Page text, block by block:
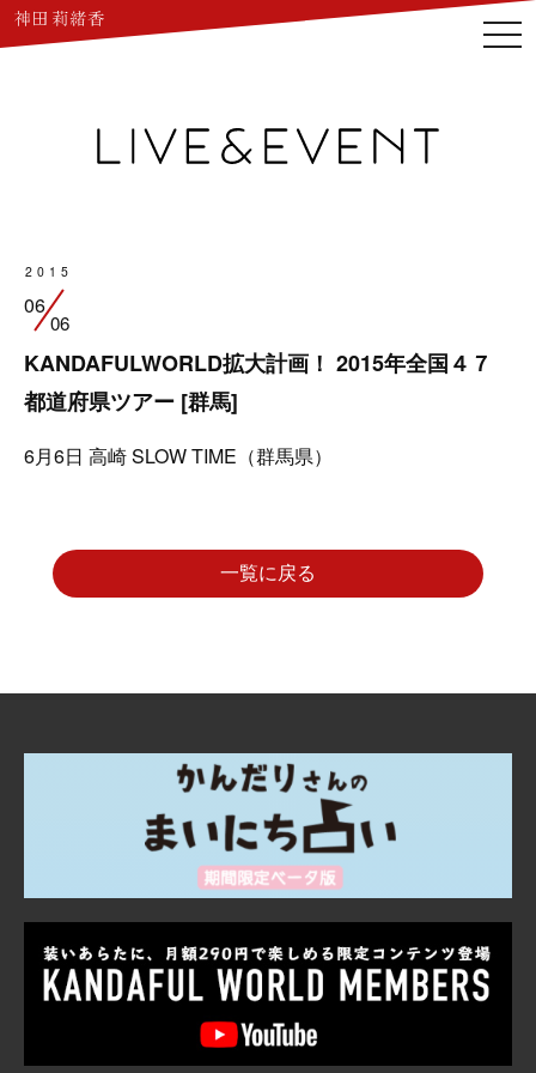
2015
06
06
KANDAFULWORLD拡大計画！ 2015年全国４７
都道府県ツアー [群馬]
6月6日 高崎 SLOW TIME（群馬県）
一覧に戻る